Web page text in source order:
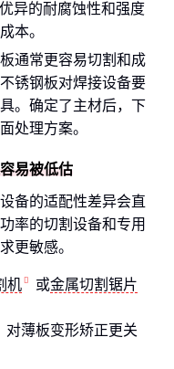
异的耐腐蚀性和强度
本。
通常更容易切割和成
锈钢板对焊接设备要
。确定了主材后，下
处理方案。
易被低估
备的适配性差异会直
率的切割设备和专用
更敏感。
机 或金属切割锯片
对薄板变形矫正更关